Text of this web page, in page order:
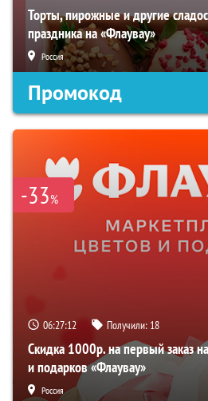
Торты, пирожные и другие
праздника на «Флаувау»
Россия
Промокод
-33%
06:27:11 Получили: 18
Скидка 1000р. на первый заказ
и подарков «Флаувау»
Россия